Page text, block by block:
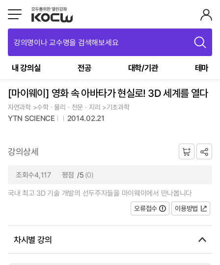
강의명이나 교수명을 검색해보세요
내 강의실 전공 대학/기관 테마
[마이웨이] 영화 속 아바타가 현실로! 3D 세계를 열다
자연과학 >수학ㆍ물리ㆍ천문ㆍ지리 >기초과학
YTN SCIENCE 2014.02.21
강의상세
조회수4,117 평점 /5 (0)
국내 최고 3D 기술 개발의 선두주자들을 마이웨이에서 만나봅니다
오류접수
이용방법
차시별 강의